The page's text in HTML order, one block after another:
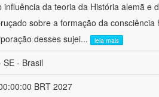
da teoria da História alemã e
sobre a formação da consciência
desses sujei... leia mais
- Brasil
BRT 2027